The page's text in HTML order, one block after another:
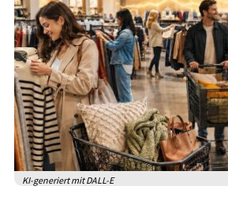
KI-generiert mit DALL-E